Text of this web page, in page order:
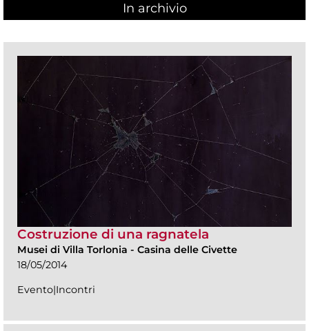
In archivio
Costruzione di una ragnatela
Musei di Villa Torlonia - Casina delle Civette
18/05/2014
Evento|Incontri